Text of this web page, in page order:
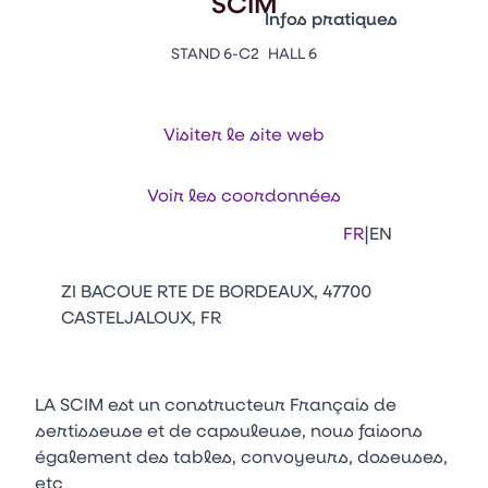
Vitrine Innovations
Emballages
Infos pratiques
Contacts
Appuyez sur Entrée pour
FR|EN
STAND 6-C2 HALL 6
Visiter le site web
Voir les coordonnées
ZI BACOUE RTE DE BORDEAUX, 47700
CASTELJALOUX, FR
LA SCIM est un constructeur Français de
sertisseuse et de capsuleuse, nous faisons
également des tables, convoyeurs, doseuses,
etc